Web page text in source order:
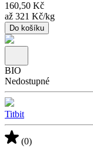
160,50 Kč
až 321 Kč/kg
Do košíku
BIO
Nedostupné
Titbit
(0)